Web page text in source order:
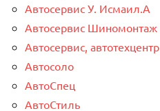
Автосервис У. Исмаил.А
Автосервис Шиномонтаж
Автосервис, автотехцентр
Автосоло
АвтоСпец
АвтоСтиль